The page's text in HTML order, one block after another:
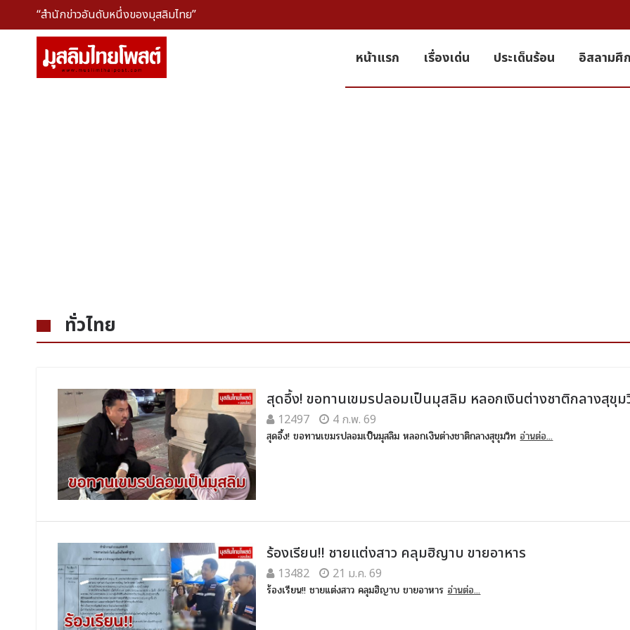
“สำนักข่าวอันดับหนึ่งของมุสลิมไทย”
หน้าแรก เรื่องเด่น ประเด็นร้อน อิสลามศึ
ทั่วไทย
สุดอึ้ง! ขอทานเขมรปลอมเป็นมุสลิม หลอกเงินต่างชาติกลางสุขุ
12497 4 ก.พ. 69
สุดอึ้ง! ขอทานเขมรปลอมเป็นมุสลิม หลอกเงินต่างชาติกลางสุขุมวิท อ่านต่อ...
ร้องเรียน!! ชายแต่งสาว คลุมฮิญาบ ขายอาหาร
13482 21 ม.ค. 69
ร้องเรียน!! ชายแต่งสาว คลุมฮิญาบ ขายอาหาร อ่านต่อ...